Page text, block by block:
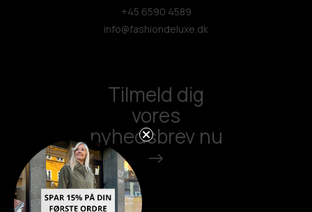
+45 6590 4589
info@fashiondeluxe.dk
Tilmeld dig
vores
nyhedsbrev nu
->